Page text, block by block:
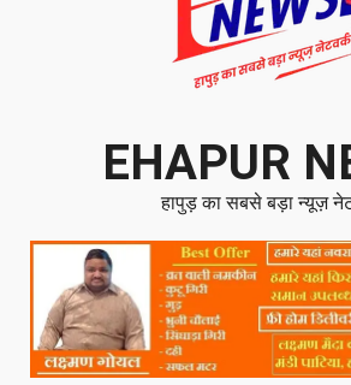
EHAPUR
हापुड़ का सबसे बड़ा न्यूज़